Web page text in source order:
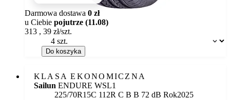
Dostępność:
Darmowa dostawa 0 zł
u Ciebie pojutrze (11.08)
313 , 39 zł/szt.
Do koszyka
KLASA EKONOMICZNA
Sailun ENDURE WSL1
225/70R15C 112R Etykieta:
C B B 72 dB Rok2025